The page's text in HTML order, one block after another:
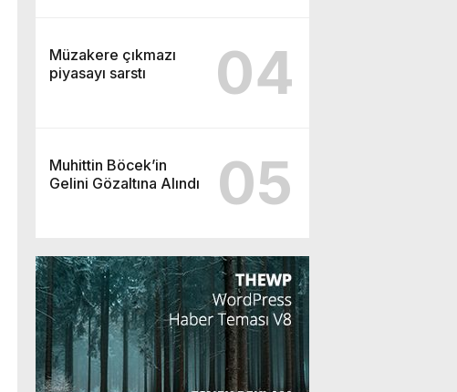
Müzakere çıkmazı
piyasayı sarstı
04
Muhittin Böcek’in
Gelini Gözaltına Alındı
05